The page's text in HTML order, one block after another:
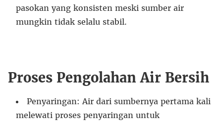
pasokan yang konsisten meski sumber air
mungkin tidak selalu stabil.
Proses Pengolahan Air Bersih
Penyaringan: Air dari sumbernya pertama kali
melewati proses penyaringan untuk